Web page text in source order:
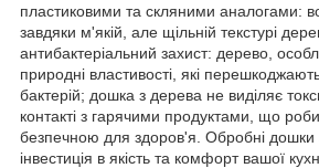
пластиковими та скляними аналогами:
завдяки м'якій, але щільній текстурі
антибактеріальний захист: дерево,
природні властивості, які
бактерій; дошка з дерева не виділяє
контакті з гарячими продуктами, що
безпечною для здоров'я. Обробні дошки
інвестиція в якість та комфорт вашої